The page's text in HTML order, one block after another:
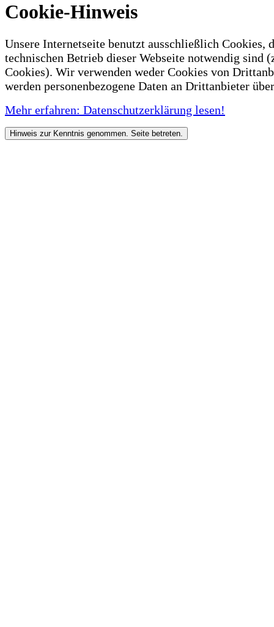
Cookie-Hinweis
Unsere Internetseite benutzt ausschließlich Cookies,
technischen Betrieb dieser Webseite notwendig sind
Cookies). Wir verwenden weder Cookies von
werden personenbezogene Daten an Drittanbieter
Mehr erfahren: Datenschutzerklärung lesen!
Hinweis zur Kenntnis genommen. Seite betreten.